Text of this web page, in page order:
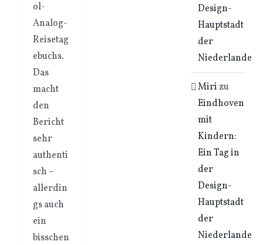
ol-
Analog-
Reisetag
ebuchs.
Das
macht
den
Bericht
sehr
authenti
sch –
allerdin
gs auch
ein
bisschen
Design-
Hauptstadt
der
Niederlande
Mirizu
Eindhoven
mit
Kindern:
Ein Tag in
der
Design-
Hauptstadt
der
Niederlande